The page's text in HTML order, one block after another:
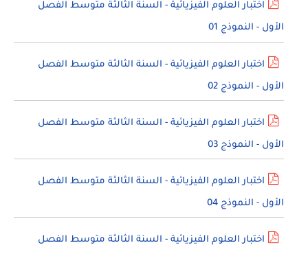
اختبار العلوم الفيزيائية - السنة الثالثة متوسط الفصل
الأول - النموذج 01
اختبار العلوم الفيزيائية - السنة الثالثة متوسط الفصل
الأول - النموذج 02
اختبار العلوم الفيزيائية - السنة الثالثة متوسط الفصل
الأول - النموذج 03
اختبار العلوم الفيزيائية - السنة الثالثة متوسط الفصل
الأول - النموذج 04
اختبار العلوم الفيزيائية - السنة الثالثة متوسط الفصل